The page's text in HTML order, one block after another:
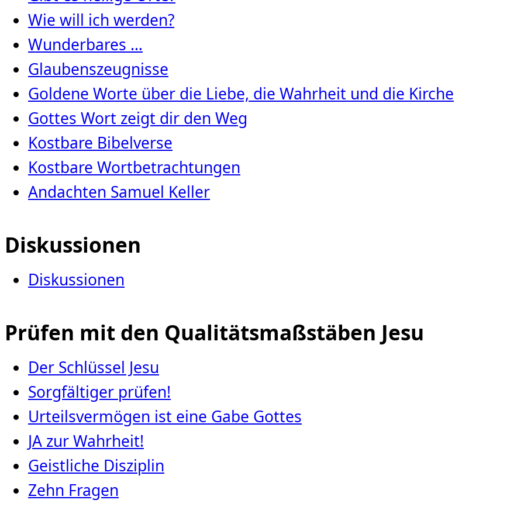
Wie will ich werden?
Wunderbares …
Glaubenszeugnisse
Goldene Worte über die Liebe, die Wahrheit und die Kirche
Gottes Wort zeigt dir den Weg
Kostbare Bibelverse
Kostbare Wortbetrachtungen
Andachten Samuel Keller
Diskussionen
Diskussionen
Prüfen mit den Qualitätsmaßstäben Jesu
Der Schlüssel Jesu
Sorgfältiger prüfen!
Urteilsvermögen ist eine Gabe Gottes
JA zur Wahrheit!
Geistliche Disziplin
Zehn Fragen